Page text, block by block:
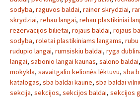
sodyba, raguvos baldai, rainer skrydziai,
skrydziai, rehau langai, rehau plastikiniai
rezervacijos bilietai, rojaus baldai, rojaus
sodyba, roletai plastikiniams langams, rubu
rudupio langai, rumsiskiu baldai, ryga
langai, sabonio langai kaunas, salono baldai,
mokykla, savaitgalio kelionės lėktuvu, sba
katalogas, sba baldai kaune, sba baldai
sekcija, sekcijos, sekcijos baldai, sekcijos